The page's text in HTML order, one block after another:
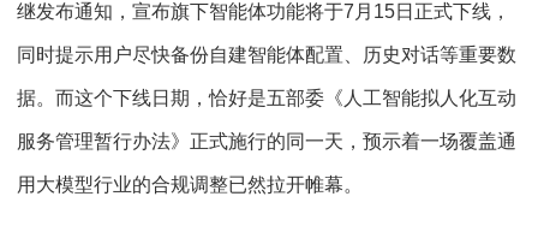
继发布通知，宣布旗下智能体功能将于7月15日正式下线，
同时提示用户尽快备份自建智能体配置、历史对话等重要数
据。而这个下线日期，恰好是五部委《人工智能拟人化互动
服务管理暂行办法》正式施行的同一天，预示着一场覆盖通
用大模型行业的合规调整已然拉开帷幕。